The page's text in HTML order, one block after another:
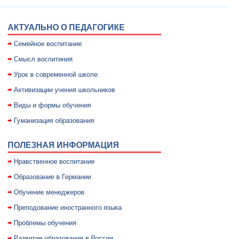
АКТУАЛЬНО О ПЕДАГОГИКЕ
Семейное воспитание
Смысл воспитиния
Уpок в совpеменной школе
Активизации учения школьников
Виды и формы обучения
Гуманизация образования
ПОЛЕЗНАЯ ИНФОРМАЦИЯ
Нравственное воспитание
Образование в Германии
Обучение менеджеров
Преподование иностранного языка
Проблемы обучения